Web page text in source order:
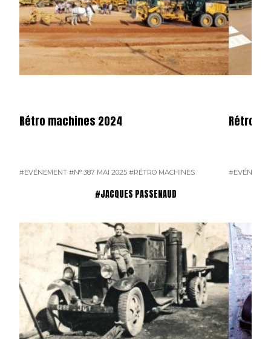
Rétro machines 2024
#EVÉNEMENT #N° 387 MAI 2025 #RÉTRO MACHINES
#JACQUES PASSENAUD